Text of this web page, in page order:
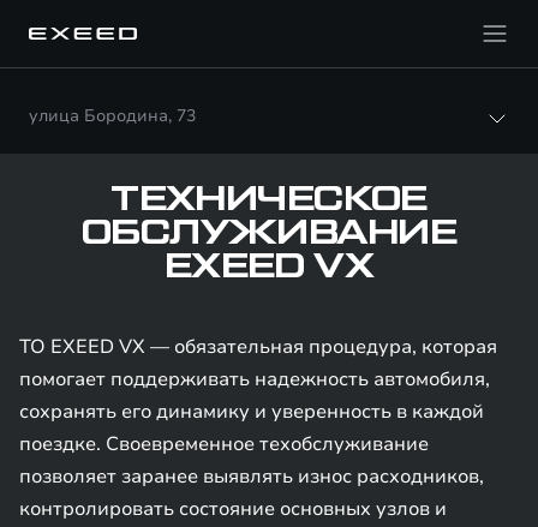
улица Бородина, 73
ТЕХНИЧЕСКОЕ
ОБСЛУЖИВАНИЕ
EXEED VX
ТО EXEED VX — обязательная процедура, которая
помогает поддерживать надежность автомобиля,
сохранять его динамику и уверенность в каждой
поездке. Своевременное техобслуживание
позволяет заранее выявлять износ расходников,
контролировать состояние основных узлов и